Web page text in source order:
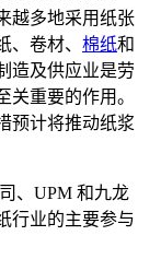
越多地采用纸张
、卷材、 棉纸和
造及供应业是劳
重要的作用。
预计将推动纸浆
、UPM 和九龙
行业的主要参与